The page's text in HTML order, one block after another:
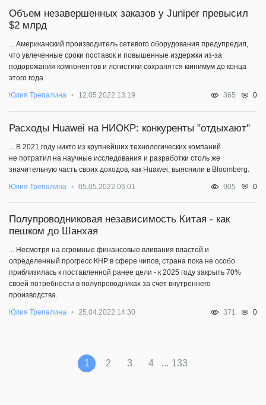
Объем незавершенных заказов у Juniper превысил
$2 млрд
... Американский производитель сетевого оборудования предупредил,
что увлеченные сроки поставок и повышенные издержки из-за
подорожания компонентов и логистики сохранятся минимум до конца
этого года.
Юлия Трепалина 12.05.2022 13:19 365 0
Расходы Huawei на НИОКР: конкуренты "отдыхают"
... В 2021 году никто из крупнейших технологических компаний
не потратил на научные исследования и разработки столь же
значительную часть своих доходов, как Huawei, выяснили в Bloomberg.
Юлия Трепалина 05.05.2022 06:01 905 0
Полупроводниковая независимость Китая - как
пешком до Шанхая
... Несмотря на огромные финансовые вливания властей и
определенный прогресс КНР в сфере чипов, страна пока не особо
приблизилась к поставленной ранее цели - к 2025 году закрыть 70%
своей потребности в полупроводниках за счет внутреннего
производства.
Юлия Трепалина 25.04.2022 14:30 371 0
1 2 3 4 ... 133